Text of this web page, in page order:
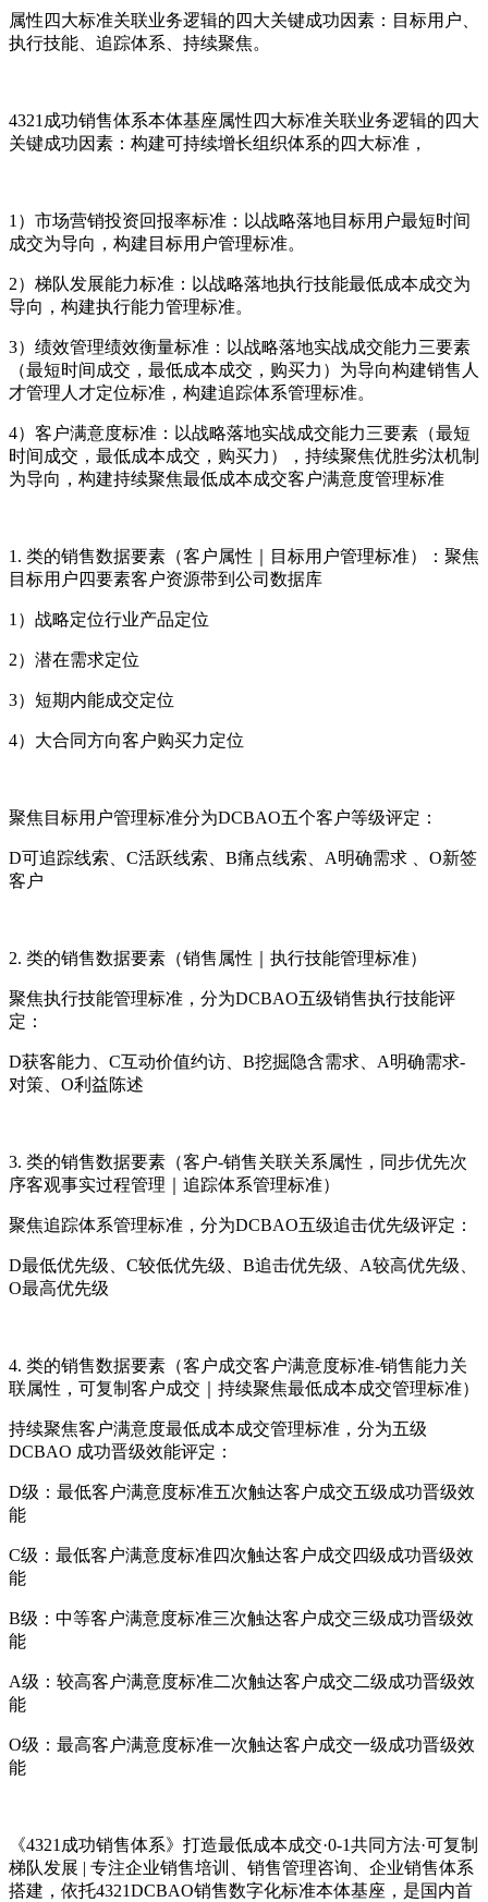
属性四大标准关联业务逻辑的四大关键成功因素 ：目标用户、
执行技能、追踪体系、持续聚焦。
4321成功销售体系本体基座属性四大标准关联业务逻辑的四大
关键成功因素：构建可持续增长组织体系的四大标准，
1）市场营销投资回报率标准：以战略落地目标用户最短时间
成交为导向，构建目标用户管理标准。
2）梯队发展能力标准：以战略落地执行技能最低成本成交为
导向，构建执行能力管理标准。
3）绩效管理绩效衡量标准： 以战略落地实战成交能力三要素
（最短时间成交，最低成本成交，购买力）为导向构建销售人
才管理人才定位标准，构建追踪体系管理标准。
4）客户满意度标准：以战略落地实战成交能力三要素（最短
时间成交，最低成本成交，购买力），持续聚焦优胜劣汰机制
为导向，构建持续聚焦最低成本成交客户满意度管理标准
1. 类的销售数据要素（客户属性｜目标用户管理标准）：聚焦
目标用户四要素客户资源带到公司数据库
1）战略定位行业产品定位
2）潜在需求定位
3）短期内能成交定位
4）大合同方向客户购买力定位
聚焦目标用户管理标准分为DCBAO五个客户等级评定：
D可追踪线索、C活跃线索、B痛点线索、A明确需求 、O新签
客户
2. 类的销售数据要素（销售属性｜执行技能管理标准）
聚焦执行技能管理标准，分为DCBAO五级销售执行技能评
定：
D获客能力、C互动价值约访、B挖掘隐含需求、A明确需求-
对策、O利益陈述
3. 类的销售数据要素（客户-销售关联关系属性，同步优先次
序客观事实过程管理｜追踪体系管理标准）
聚焦追踪体系管理标准，分为DCBAO五级追击优先级评定：
D最低优先级、C较低优先级、B追击优先级、A较高优先级、
O最高优先级
4. 类的销售数据要素（客户成交客户满意度标准-销售能力关
联属性，可复制客户成交｜持续聚焦最低成本成交管理标准）
持续聚焦客户满意度最低成本成交管理标准，分为五级
DCBAO 成功晋级效能评定：
D级：最低客户满意度标准五次触达客户成交五级成功晋级效
能
C级：最低客户满意度标准四次触达客户成交四级成功晋级效
能
B级：中等客户满意度标准三次触达客户成交三级成功晋级效
能
A级：较高客户满意度标准二次触达客户成交二级成功晋级效
能
O级：最高客户满意度标准一次触达客户成交一级成功晋级效
能
《4321成功销售体系》打造最低成本成交·0-1共同方法·可复制
梯队发展 | 专注企业销售培训、销售管理咨询、企业销售体系
搭建，依托4321DCBAO销售数字化标准本体基座，是国内首